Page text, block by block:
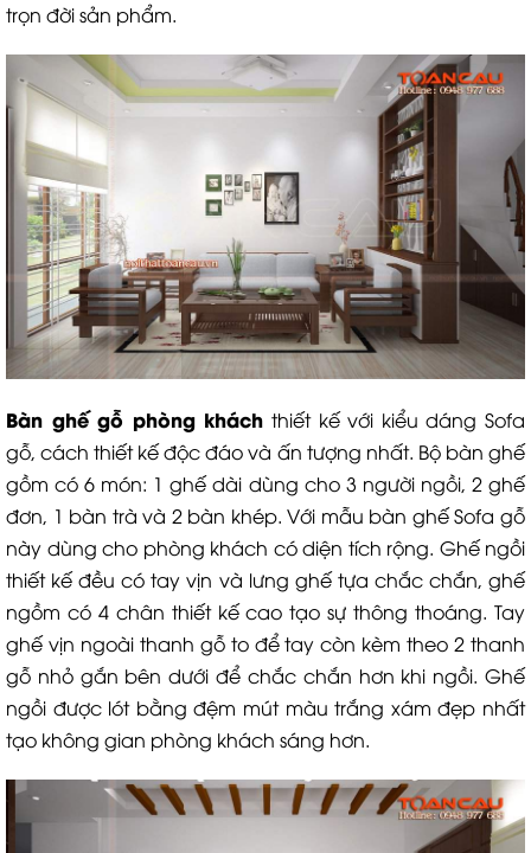
trọn đời sản phẩm.
Bàn ghế gỗ phòng khách thiết kế với kiểu dáng Sofa
gỗ, cách thiết kế độc đáo và ấn tượng nhất. Bộ bàn ghế
gồm có 6 món: 1 ghế dài dùng cho 3 người ngồi, 2 ghế
đơn, 1 bàn trà và 2 bàn khép. Với mẫu bàn ghế Sofa gỗ
này dùng cho phòng khách có diện tích rộng. Ghế ngồi
thiết kế đều có tay vịn và lưng ghế tựa chắc chắn, ghế
ngồm có 4 chân thiết kế cao tạo sự thông thoáng. Tay
ghế vịn ngoài thanh gỗ to để tay còn kèm theo 2 thanh
gỗ nhỏ gắn bên dưới để chắc chắn hơn khi ngồi. Ghế
ngồi được lót bằng đệm mút màu trắng xám đẹp nhất
tạo không gian phòng khách sáng hơn.